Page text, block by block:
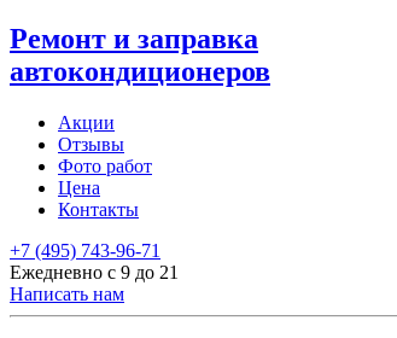
Ремонт и заправка
автокондиционеров
Акции
Отзывы
Фото работ
Цена
Контакты
+7 (495) 743-96-71
Ежедневно с 9 до 21
Написать нам